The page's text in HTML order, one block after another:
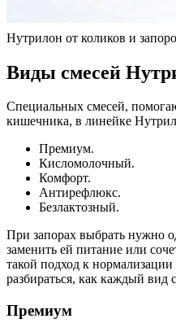
Нутрилон от коликов и
Виды смесей
Специальных смесей,
кишечника, в линейке
Премиум.
Кисломолочный.
Комфорт.
Антирефлюкс.
Безлактозный.
При запорах выбрать нужно
заменить ей питание или
такой подход к
разбираться, как каждый вид
Премиум